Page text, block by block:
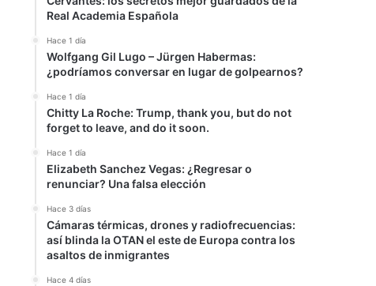
Real Academia Española
Hace 1 día
Wolfgang Gil Lugo – Jürgen Habermas:
¿podríamos conversar en lugar de golpearnos?
Hace 1 día
Chitty La Roche: Trump, thank you, but do not
forget to leave, and do it soon.
Hace 1 día
Elizabeth Sanchez Vegas: ¿Regresar o
renunciar? Una falsa elección
Hace 3 días
Cámaras térmicas, drones y radiofrecuencias:
así blinda la OTAN el este de Europa contra los
asaltos de inmigrantes
Hace 4 días